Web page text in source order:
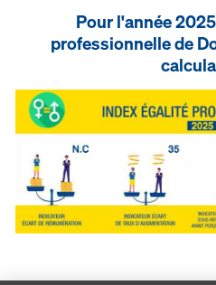
Pour l'année
professionnelle de